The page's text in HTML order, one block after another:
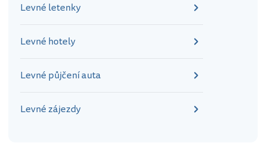
hirosima-hrad] Po svržení atomové
Levné letenky
Levné hotely
Levné půjčení auta
Levné zájezdy